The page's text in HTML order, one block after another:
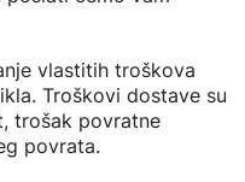
vlastitih troškova
Troškovi dostave su
trošak povratne
povrata.